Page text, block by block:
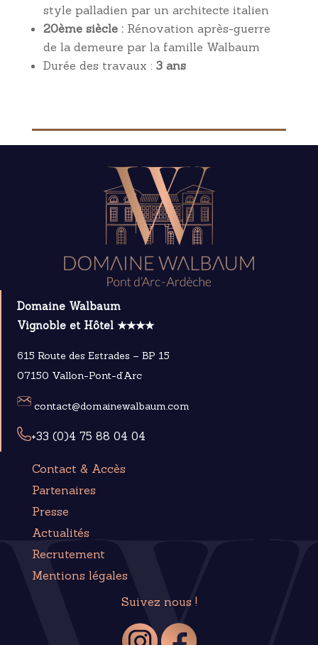
style palladien par un architecte italien
20ème siècle :Rénovation après-guerre
de la demeure par la famille Walbaum
Durée des travaux : 3 ans
Domaine Walbaum
Vignoble et Hôtel ★★★★
615 Route des Estrades – BP 15
07150 Vallon-Pont-d’Arc
contact@domainewalbaum.com
+33 (0)4 75 88 04 04
Contact & Accès
Partenaires
Presse
Actualités
Recrutement
Mentions légales
Suivez nous !